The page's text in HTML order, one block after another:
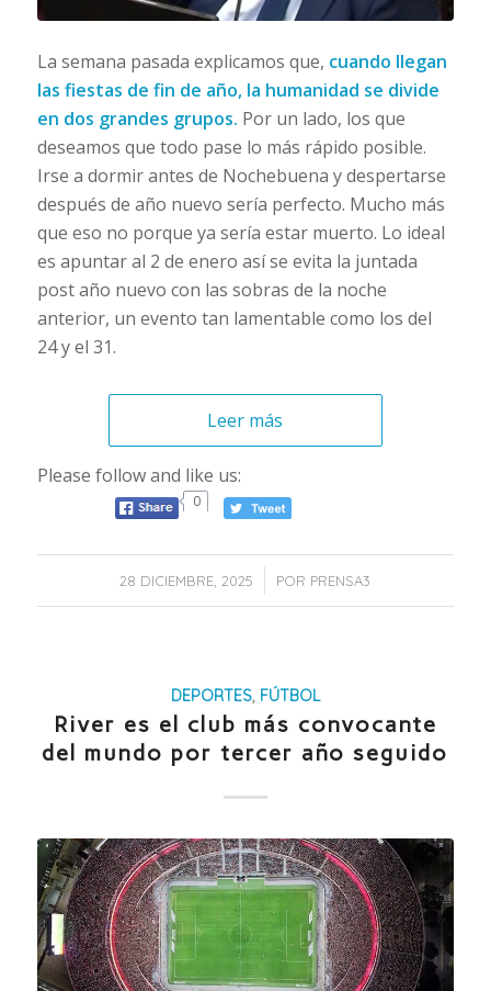
La semana pasada explicamos que, cuando llegan
las fiestas de fin de año, la humanidad se divide
en dos grandes grupos. Por un lado, los que
deseamos que todo pase lo más rápido posible.
Irse a dormir antes de Nochebuena y despertarse
después de año nuevo sería perfecto. Mucho más
que eso no porque ya sería estar muerto. Lo ideal
es apuntar al 2 de enero así se evita la juntada
post año nuevo con las sobras de la noche
anterior, un evento tan lamentable como los del
24 y el 31.
Leer más
Please follow and like us:
0
28 DICIEMBRE, 2025
/ POR PRENSA3
DEPORTES, FÚTBOL
River es el club más convocante
del mundo por tercer año seguido